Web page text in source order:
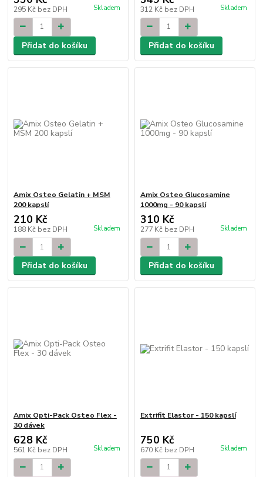
295 Kč bez DPH Skladem
Přidat do košíku
312 Kč bez DPH Skladem
Přidat do košíku
Amix Osteo Gelatin + MSM
200 kapslí
210 Kč
188 Kč bez DPH Skladem
Přidat do košíku
Amix Osteo Glucosamine
1000mg - 90 kapslí
310 Kč
277 Kč bez DPH Skladem
Přidat do košíku
Amix Opti-Pack Osteo Flex -
30 dávek
628 Kč
561 Kč bez DPH Skladem
Extrifit Elastor - 150 kapslí
750 Kč
670 Kč bez DPH Skladem